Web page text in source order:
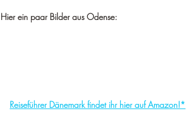
Hier ein paar Bilder aus Odense:
Reiseführer Dänemark findet ihr hier auf Amazon!*